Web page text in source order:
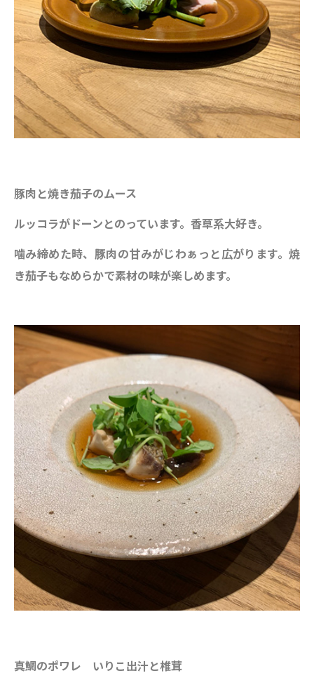
豚肉と焼き茄子のムース
ルッコラがドーンとのっています。香草系大好き。
噛み締めた時、豚肉の甘みがじわぁっと広がります。焼
き茄子もなめらかで素材の味が楽しめます。
真鯛のポワレ いりこ出汁と椎茸